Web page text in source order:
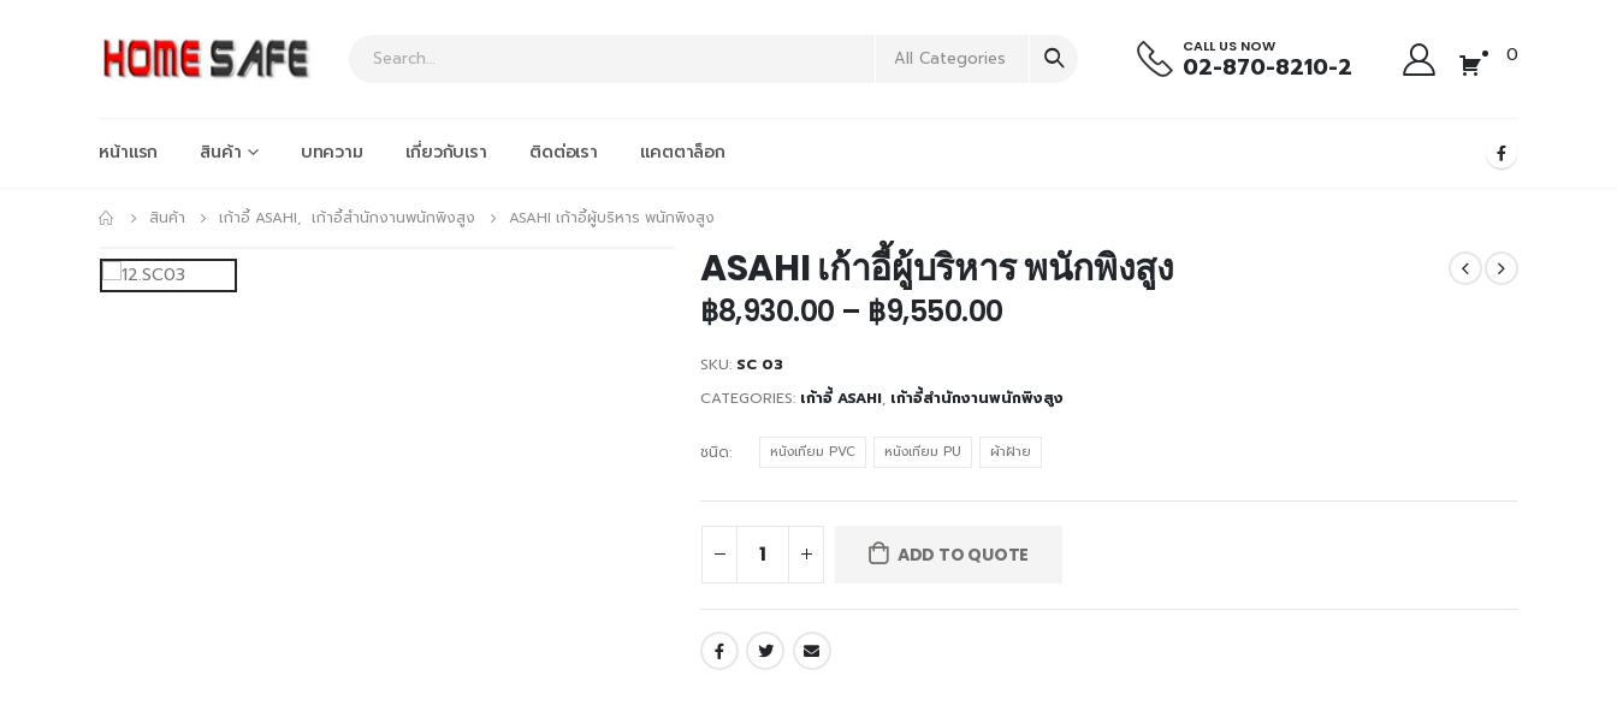
All Categories
CALL US NOW
02-870-8210-2 0
หน้าแรก สินค้า บทความ เกี่ยวกับเรา ติดต่อเรา แคตตาล็อก
สินค้า เก้าอี้ ASAHI, เก้าอี้สำนักงานพนักพิงสูง ASAHI เก้าอี้ผู้บริหาร พนักพิงสูง
ASAHI เก้าอี้ผู้บริหาร พนักพิงสูง
฿8,930.00 – ฿9,550.00
SKU: SC 03
CATEGORIES: เก้าอี้ ASAHI, เก้าอี้สำนักงานพนักพิงสูง
ชนิด หนังเทียม PVC หนังเทียม PU ผ้าฝ้าย
ADD TO QUOTE